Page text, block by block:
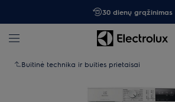
30 dienų grąžinimas
Buitinė technika ir buities prietaisai